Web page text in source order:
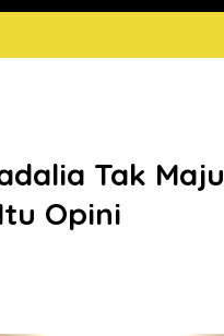
Tak Maju
Opini